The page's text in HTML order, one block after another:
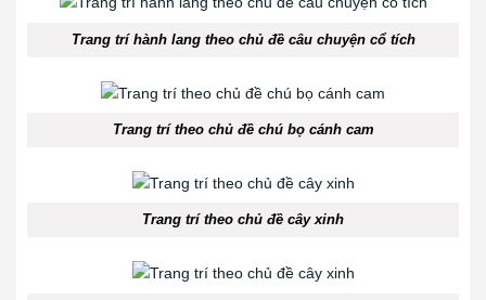
Trang trí hành lang theo chủ đề câu chuyện cổ tích
Trang trí theo chủ đề chú bọ cánh cam
Trang trí theo chủ đề cây xinh